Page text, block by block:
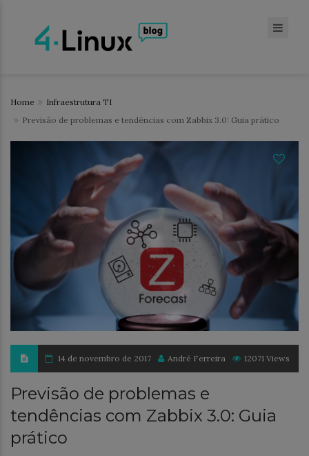
Home
Infraestrutura TI
Previsão de problemas e tendências com Zabbix 3.0: Guia prático
14 de novembro de 2017 André Ferreira 12071 Views
Previsão de problemas e
tendências com Zabbix 3.0: Guia
prático